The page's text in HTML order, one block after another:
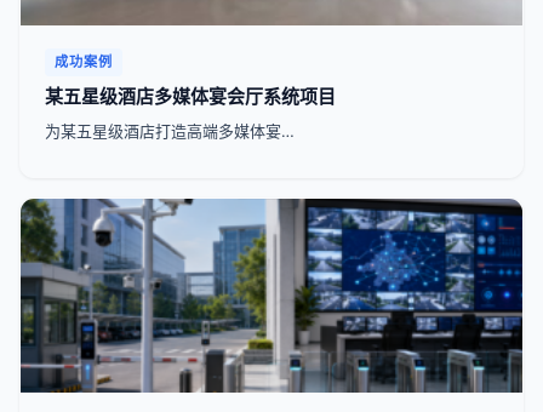
成功案例
某五星级酒店多媒体宴会厅系统项目
为某五星级酒店打造高端多媒体宴…